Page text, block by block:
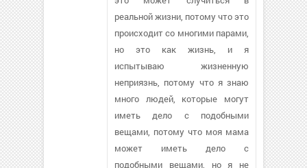
реальной жизни, потому что это
происходит со многими парами,
но это как жизнь, и я
испытываю жизненную
неприязнь, потому что я знаю
много людей, которые могут
иметь дело с подобными
вещами, потому что моя мама
может иметь дело с
подобными вещами, но я не